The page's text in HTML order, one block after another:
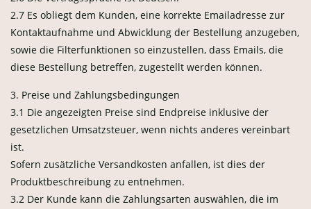
2.7 Es obliegt dem Kunden, eine korrekte Emailadresse zur
Kontaktaufnahme und Abwicklung der Bestellung anzugeben,
sowie die Filterfunktionen so einzustellen, dass Emails, die
diese Bestellung betreffen, zugestellt werden können.
3. Preise und Zahlungsbedingungen
3.1 Die angezeigten Preise sind Endpreise inklusive der
gesetzlichen Umsatzsteuer, wenn nichts anderes vereinbart
ist.
Sofern zusätzliche Versandkosten anfallen, ist dies der
Produktbeschreibung zu entnehmen.
3.2 Der Kunde kann die Zahlungsarten auswählen, die im